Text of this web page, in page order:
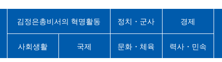
김정은총비서의 혁명활동 정치・군사 경제
사회생활 국제 문화・체육 력사・민속